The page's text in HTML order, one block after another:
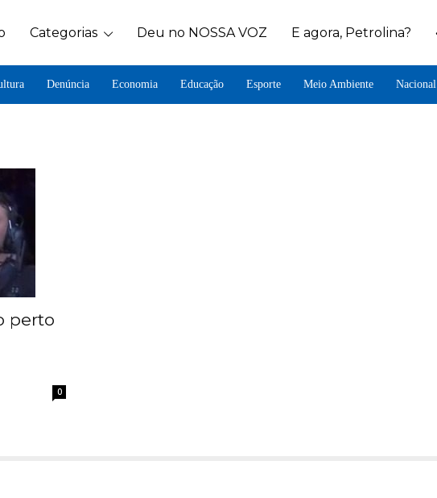
Categorias Deu no NOSSA VOZ E agora, Petrolina?
Denúncia Economia Educação Esporte Meio Ambiente Nacional
perto
0